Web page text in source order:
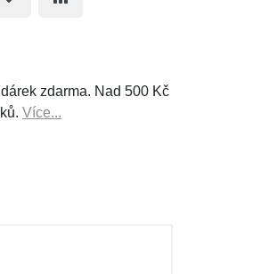
zdarma. Nad 500 Kč
Více...